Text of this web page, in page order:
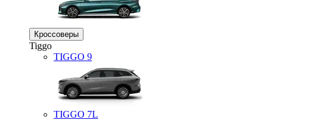
Кроссоверы
Tiggo
TIGGO 9
TIGGO 7L